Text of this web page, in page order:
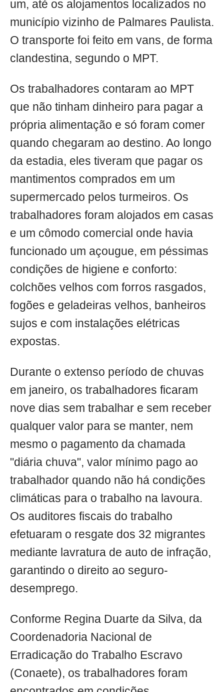
um, até os alojamentos localizados no
município vizinho de Palmares Paulista.
O transporte foi feito em vans, de forma
clandestina, segundo o MPT.
Os trabalhadores contaram ao MPT
que não tinham dinheiro para pagar a
própria alimentação e só foram comer
quando chegaram ao destino. Ao longo
da estadia, eles tiveram que pagar os
mantimentos comprados em um
supermercado pelos turmeiros. Os
trabalhadores foram alojados em casas
e um cômodo comercial onde havia
funcionado um açougue, em péssimas
condições de higiene e conforto:
colchões velhos com forros rasgados,
fogões e geladeiras velhos, banheiros
sujos e com instalações elétricas
expostas.
Durante o extenso período de chuvas
em janeiro, os trabalhadores ficaram
nove dias sem trabalhar e sem receber
qualquer valor para se manter, nem
mesmo o pagamento da chamada
"diária chuva", valor mínimo pago ao
trabalhador quando não há condições
climáticas para o trabalho na lavoura.
Os auditores fiscais do trabalho
efetuaram o resgate dos 32 migrantes
mediante lavratura de auto de infração,
garantindo o direito ao seguro-
desemprego.
Conforme Regina Duarte da Silva, da
Coordenadoria Nacional de
Erradicação do Trabalho Escravo
(Conaete), os trabalhadores foram